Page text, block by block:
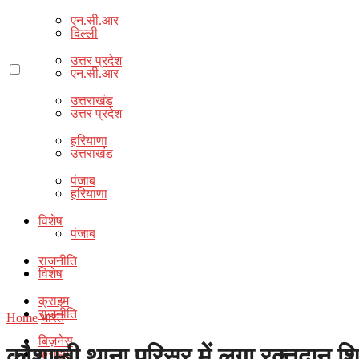
एन.सी.आर
उत्तर प्रदेश
उत्तराखंड
हरियाणा
पंजाब
विशेष
राजनीति
क्राइम
बिज़नेस
दिल्ली
एन.सी.आर
उत्तर प्रदेश
उत्तराखंड
हरियाणा
पंजाब
विशेष
राजनीति
क्राइम
Home भारत